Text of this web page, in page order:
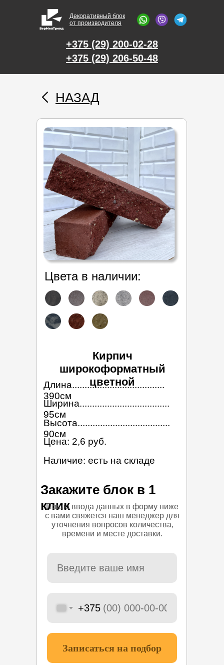
Декоративный блок
от производителя
+375 (29) 200-02-28
+375 (29) 206-50-48
НАЗАД
Кирпич
широкоформатный
цветной
Закажите блок в 1
клик
Цвета в наличии:
+375
Записаться на подбор
Цена: 2,6 руб.
Наличие: есть на складе
После ввода данных в форму ниже
с вами свяжется наш менеджер для
уточнения вопросов количества,
времени и месте доставки.
Длина.....................................
390см
Высота.....................................
90см
Ширина....................................
95см